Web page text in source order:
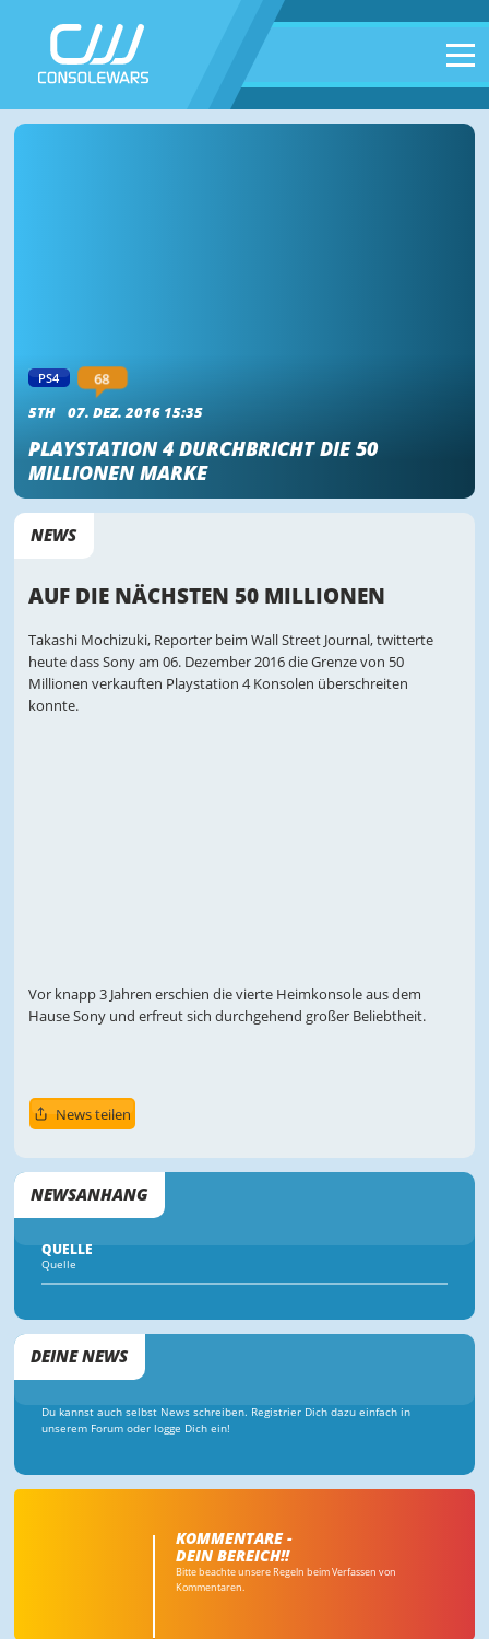
PS4
68
5TH
07. DEZ. 2016 15:35
PLAYSTATION 4 DURCHBRICHT DIE 50
MILLIONEN MARKE
NEWS
AUF DIE NÄCHSTEN 50 MILLIONEN
Takashi Mochizuki, Reporter beim Wall Street Journal, twitterte
heute dass Sony am 06. Dezember 2016 die Grenze von 50
Millionen verkauften Playstation 4 Konsolen überschreiten
konnte.
Vor knapp 3 Jahren erschien die vierte Heimkonsole aus dem
Hause Sony und erfreut sich durchgehend großer Beliebtheit.
News teilen
NEWSANHANG
QUELLE
Quelle
DEINE NEWS
Du kannst auch selbst News schreiben. Registrier Dich dazu einfach in
unserem Forum oder logge Dich ein!
KOMMENTARE -
DEIN BEREICH!!
Bitte beachte unsere Regeln beim Verfassen von
Kommentaren.